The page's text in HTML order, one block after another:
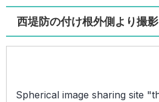
西堤防の付け根外側より撮影